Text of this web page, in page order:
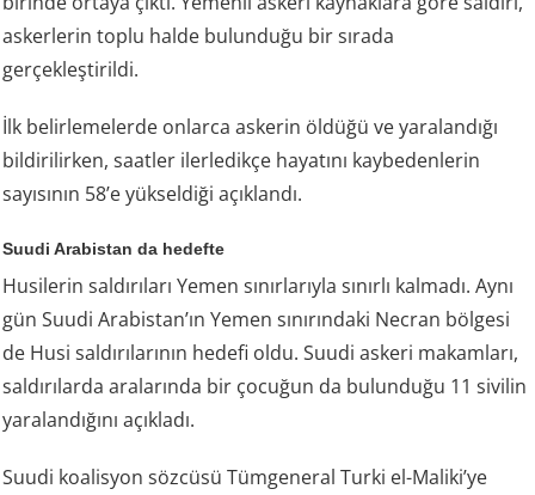
askerlerin toplu halde bulunduğu bir sırada
gerçekleştirildi.
İlk belirlemelerde onlarca askerin öldüğü ve yaralandığı
bildirilirken, saatler ilerledikçe hayatını kaybedenlerin
sayısının 58’e yükseldiği açıklandı.
Suudi Arabistan da hedefte
Husilerin saldırıları Yemen sınırlarıyla sınırlı kalmadı. Aynı
gün Suudi Arabistan’ın Yemen sınırındaki Necran bölgesi
de Husi saldırılarının hedefi oldu. Suudi askeri makamları,
saldırılarda aralarında bir çocuğun da bulunduğu 11 sivilin
yaralandığını açıkladı.
Suudi koalisyon sözcüsü Tümgeneral Turki el-Maliki’ye